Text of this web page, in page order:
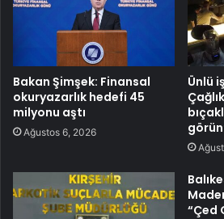
Bakan Şimşek: Finansal
okuryazarlık hedefi 45
milyonu aştı
Ağustos 6, 2026
Ünlü
“Çed